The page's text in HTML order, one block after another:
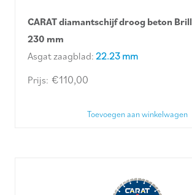
CARAT diamantschijf droog beton
230 mm
Asgat zaagblad: 22.23 mm
€110,00
Toevoegen aan winkelwagen